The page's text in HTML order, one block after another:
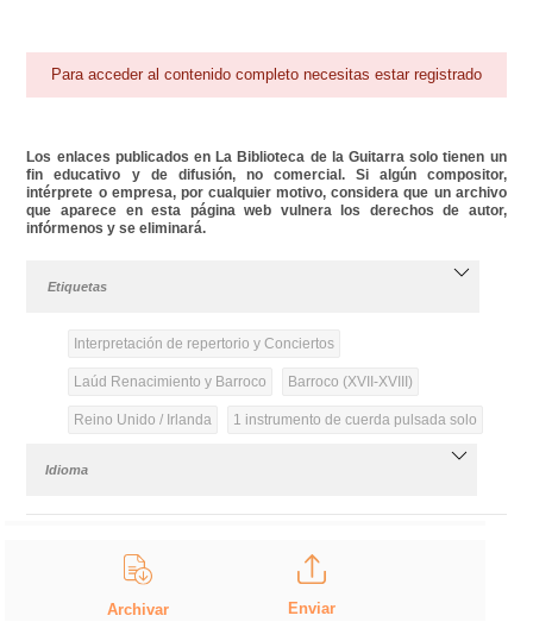
Para acceder al contenido completo necesitas estar registrado
Los enlaces publicados en La Biblioteca de la Guitarra solo tienen un
fin educativo y de difusión, no comercial. Si algún compositor,
intérprete o empresa, por cualquier motivo, considera que un archivo
que aparece en esta página web vulnera los derechos de autor,
infórmenos y se eliminará.
Etiquetas
Interpretación de repertorio y Conciertos
Laúd Renacimiento y Barroco Barroco (XVII-XVIII)
Reino Unido / Irlanda 1 instrumento de cuerda pulsada solo
Idioma
Archivar Enviar